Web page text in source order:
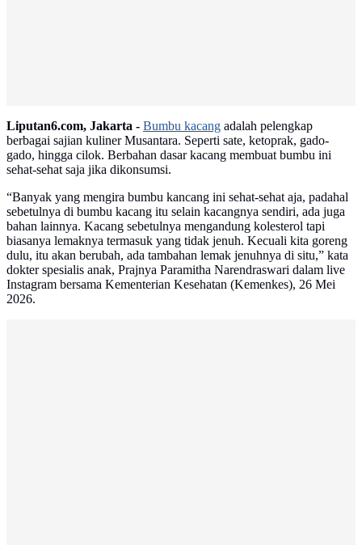
Liputan6.com, Jakarta - Bumbu kacang adalah pelengkap
berbagai sajian kuliner Musantara. Seperti sate, ketoprak, gado-
gado, hingga cilok. Berbahan dasar kacang membuat bumbu ini
sehat-sehat saja jika dikonsumsi.
“Banyak yang mengira bumbu kancang ini sehat-sehat aja, padahal
sebetulnya di bumbu kacang itu selain kacangnya sendiri, ada juga
bahan lainnya. Kacang sebetulnya mengandung kolesterol tapi
biasanya lemaknya termasuk yang tidak jenuh. Kecuali kita goreng
dulu, itu akan berubah, ada tambahan lemak jenuhnya di situ,” kata
dokter spesialis anak, Prajnya Paramitha Narendraswari dalam live
Instagram bersama Kementerian Kesehatan (Kemenkes), 26 Mei
2026.